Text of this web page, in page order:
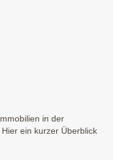
in der
ein kurzer Überblick